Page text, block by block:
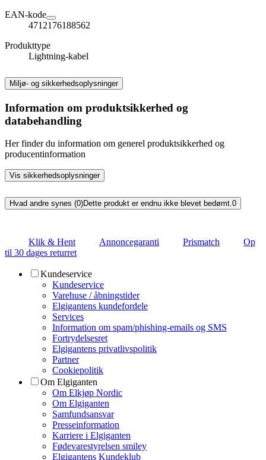
EAN-kode
4712176188562
Produkttype
Lightning-kabel
Miljø- og sikkerhedsoplysninger
Information om produktsikkerhed og
databehandling
Her finder du information om generel produktsikkerhed og
producentinformation
Vis sikkerhedsoplysninger
Hvad andre synes (0)Dette produkt er endnu ikke blevet bedømt.0
Klik & Hent Annoncegaranti Prismatch
Op
til 30 dages returret
Kundeservice
Kundeservice
Varehuse / åbningstider
Elgigantens kundefordele
Services
Information om spam/phishing-emails og SMS
Fortrydelsesret
Elgigantens privatlivspolitik
Partner
Cookiepolitik
Om Elgiganten
Om Elkjøp Nordic
Om Elgiganten
Samfundsansvar
Presseinformation
Karriere i Elgiganten
Fødevarestyrelsen smiley
Elgigantens Kundeklub